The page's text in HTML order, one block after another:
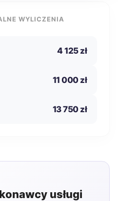
WYLICZENIA
4 125 zł
11 000 zł
13 750 zł
usługi